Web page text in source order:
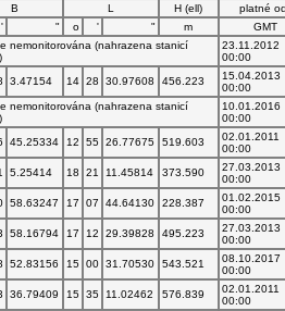
B L H (ell)
platné
' " o ' " m
GMT
nemonitorována (nahrazena stanicí
23.11.2012
00:00
3.47154 14 28 30.97608 456.223
15.04.2013
00:00
nemonitorována (nahrazena stanicí
10.01.2016
00:00
45.25334 12 55 26.77675 519.603
02.01.2011
00:00
5.25414 18 21 11.45814 373.590
27.03.2013
00:00
58.63247 17 07 44.64130 228.387
01.02.2015
00:00
58.16794 17 12 29.39828 495.223
27.03.2013
00:00
52.83156 15 00 31.70530 543.521
08.10.2017
00:00
36.79409 15 35 11.02462 576.839
02.01.2011
00:00